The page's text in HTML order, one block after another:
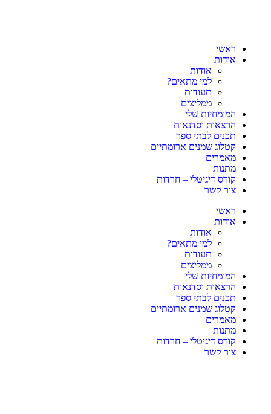
ראשי
אודות
אודות
למי מתאים?
תעודות
ממליצים
המומחיות שלי
הרצאות וסדנאות
תכנים לבתי ספר
קטלוג שמנים ארומתיים
מאמרים
מתנות
קורס דיגיטלי – חרדות
צור קשר
ראשי
אודות
אודות
למי מתאים?
תעודות
ממליצים
המומחיות שלי
הרצאות וסדנאות
תכנים לבתי ספר
קטלוג שמנים ארומתיים
מאמרים
מתנות
קורס דיגיטלי – חרדות
צור קשר